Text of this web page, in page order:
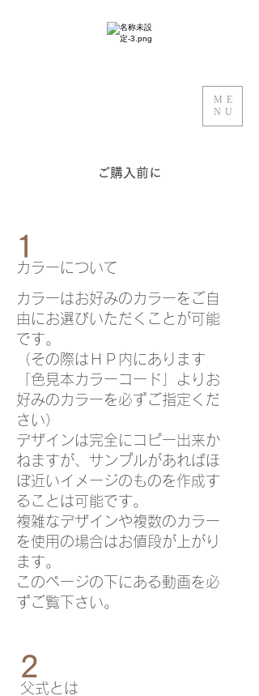
ME
NU
ご購入前に
1
​カラーについて
カラーはお好みのカラーをご自
由にお選びいただくことが可能
です。
（その際はＨＰ内にあります
「色見本カラーコード」よりお
好みのカラーを必ずご指定くだ
さい）
デザインは完全にコピー出来か
ねますが、サンプルがあればほ
ぼ近いイメージのものを作成す
ることは可能です。
複雑なデザインや複数のカラー
を使用の場合はお値段が上がり
ます。
このページの下にある動画を必
ずご覧下さい。
2
​父式とは